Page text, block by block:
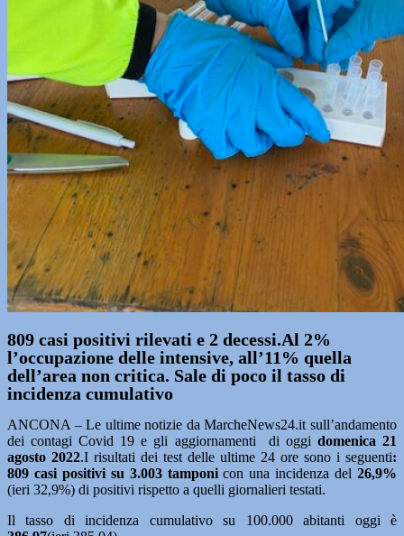
809 casi positivi rilevati e 2 decessi.Al 2%
l’occupazione delle intensive, all’11% quella
dell’area non critica. Sale di poco il tasso di
incidenza cumulativo
ANCONA – Le ultime notizie da MarcheNews24.it sull’andamento
dei contagi Covid 19 e gli aggiornamenti di oggi domenica 21
agosto 2022.I risultati dei test delle ultime 24 ore sono i seguenti:
809 casi positivi su 3.003 tamponicon una incidenza del26,9%
(ieri 32,9%) di positivi rispetto a quelli giornalieri testati.
Il tasso di incidenza cumulativo su 100.000 abitanti oggi è